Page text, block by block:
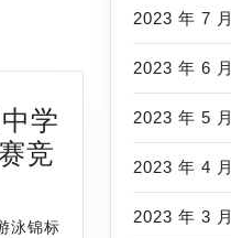
学
竞
泳锦标
2023 年 7 月
2023 年 6 月
2023 年 5 月
2023 年 4 月
2023 年 3 月